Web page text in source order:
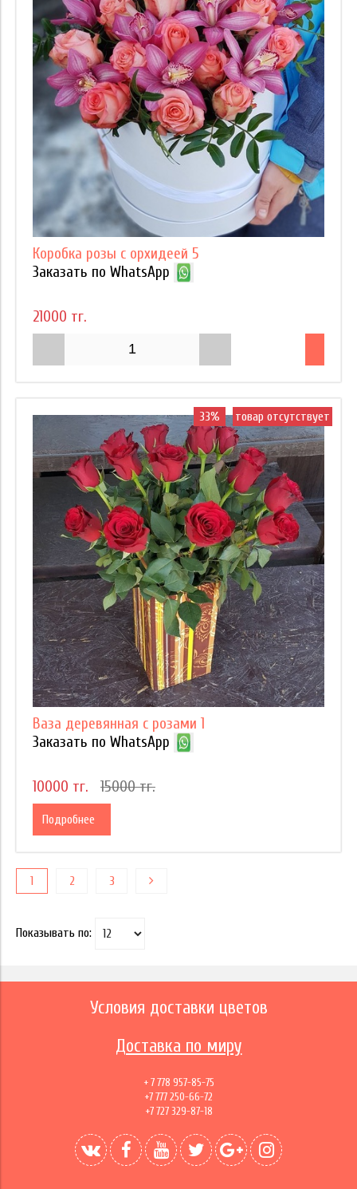
Коробка розы с орхидеей 5
Заказать по WhatsApp
21000 тг.
33% товар отсутствует
Ваза деревянная с розами 1
Заказать по WhatsApp
10000 тг. 15000 тг.
Подробнее
1 2 3
Показывать по:
Условия доставки цветов
Доставка по миру
+ 7 778 957-85-75
+7 777 250-66-72
+7 727 329-87-18